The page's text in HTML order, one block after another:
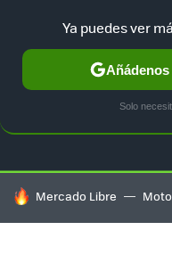
HOY SE HABLA DE
Mercado Libre
Ya puedes ver
Solo